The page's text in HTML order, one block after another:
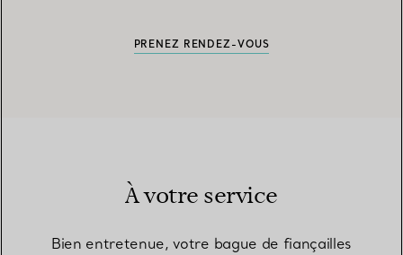
PRENEZ RENDEZ-VOUS
À votre service
Bien entretenue, votre bague de fiançailles